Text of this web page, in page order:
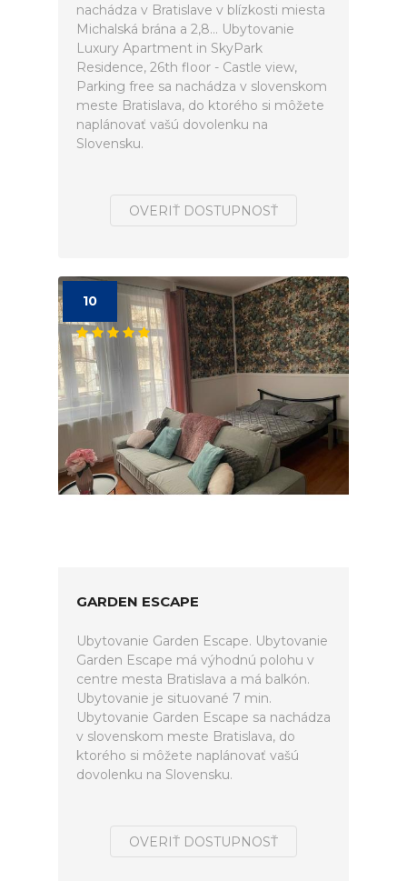
nachádza v Bratislave v blízkosti miesta
Michalská brána a 2,8... Ubytovanie
Luxury Apartment in SkyPark
Residence, 26th floor - Castle view,
Parking free sa nachádza v slovenskom
meste Bratislava, do ktorého si môžete
naplánovať vašú dovolenku na
Slovensku.
OVERIŤ DOSTUPNOSŤ
10
GARDEN ESCAPE
Ubytovanie Garden Escape. Ubytovanie
Garden Escape má výhodnú polohu v
centre mesta Bratislava a má balkón.
Ubytovanie je situované 7 min.
Ubytovanie Garden Escape sa nachádza
v slovenskom meste Bratislava, do
ktorého si môžete naplánovať vašú
dovolenku na Slovensku.
OVERIŤ DOSTUPNOSŤ